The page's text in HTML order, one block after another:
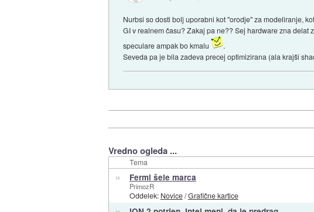
Nurbsi so dosti bolj uporabni kot "orodje" za modeliranje,
GI v realnem času? Zakaj pa ne?? Sej hardware zna delat
speculare ampak bo kmalu
.
Seveda pa je bila zadeva precej optimizirana (ala krajši
Vredno ogleda ...
Tema
» Fermi šele marca
PrimozR
Oddelek: Novice/Grafične kartice